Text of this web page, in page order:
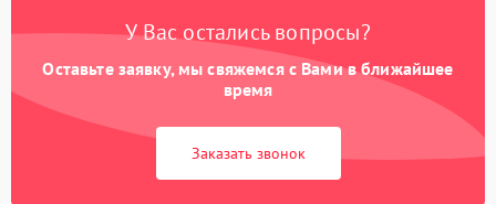
У Вас остались вопросы?
Оставьте заявку, мы свяжемся с Вами в ближайшее
время
Заказать звонок